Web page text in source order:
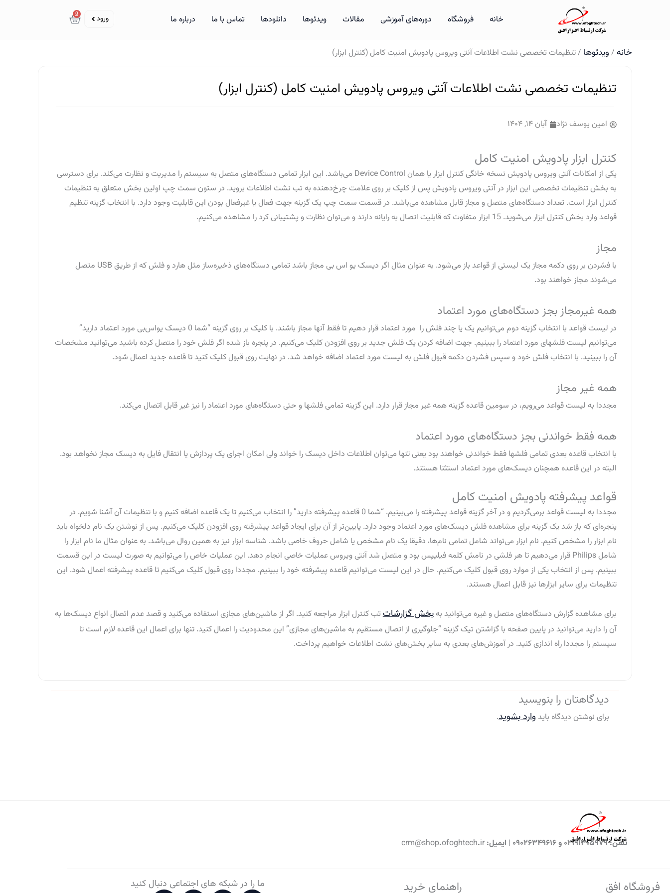
خانه فروشگاه دوره‌های آموزشی مقالات ویدئوها دانلودها تماس با ما درباره ما ورود 0
سبد خرید
خانه / ویدئوها / تنظیمات تخصصی نشت اطلاعات آنتی ویروس پادویش امنیت کامل (کنترل ابزار)
تنظیمات تخصصی نشت اطلاعات آنتی ویروس پادویش امنیت کامل (کنترل ابزار)
امین یوسف نژاد آبان ۱۴, ۱۴۰۴
کنترل ابزار پادویش امنیت کامل
یکی از امکانات آنتی ویروس پادویش نسخه خانگی کنترل ابزار یا همان Device Control می‌باشد. این ابزار تمامی دستگاه‌های متصل به سیستم را مدیریت و نظارت می‌کند. برای دسترسی
به بخش تنظیمات تخصصی این ابزار در آنتی ویروس پادویش پس از کلیک بر روی علامت چرخ‌دهنده به تب نشت اطلاعات بروید. در ستون سمت چپ اولین بخش متعلق به تنظیمات
کنترل ابزار است. تعداد دستگاه‌های متصل و مجاز قابل مشاهده می‌باشد. در قسمت سمت چپ یک گزینه جهت فعال یا غیرفعال بودن این قابلیت وجود دارد. با انتخاب گزینه تنظیم
قواعد وارد بخش کنترل ابزار می‌شوید. 15 ابزار متفاوت که قابلیت اتصال به رایانه دارند و می‌توان نظارت و پشتیبانی کرد را مشاهده می‌کنیم.
مجاز
با فشردن بر روی دکمه مجاز یک لیستی از قواعد باز می‌شود. به عنوان مثال اگر دیسک یو اس بی مجاز باشد تمامی دستگاه‌های ذخیره‌ساز مثل هارد و فلش که از طریق USB متصل
می‌شوند مجاز خواهند بود.
همه غیرمجاز بجز دستگاه‌های مورد اعتماد
در لیست قواعد با انتخاب گزینه دوم می‌توانیم یک یا چند فلش را مورد اعتماد قرار دهیم تا فقط آنها مجاز باشند. با کلیک بر روی گزینه “شما 0 دیسک یواس‌بی مورد اعتماد دارید”
می‌توانیم لیست فلشهای مورد اعتماد را ببینیم. جهت اضافه کردن یک فلش جدید بر روی افزودن کلیک می‌کنیم. در پنجره باز شده اگر فلش خود را متصل کرده باشید می‌توانید مشخصات
آن را ببینید. با انتخاب فلش خود و سپس فشردن دکمه قبول فلش به لیست مورد اعتماد اضافه خواهد شد. در نهایت روی قبول کلیک کنید تا قاعده جدید اعمال شود.
همه غیر مجاز
مجددا به لیست قواعد می‌رویم، در سومین قاعده گزینه همه غیر مجاز قرار دارد. این گزینه تمامی فلشها و حتی دستگاه‌های مورد اعتماد را نیز غیر قابل اتصال می‌کند.
همه فقط خواندنی بجز دستگاه‌های مورد اعتماد
با انتخاب قاعده بعدی تمامی فلشها فقط خواندنی خواهند بود یعنی تنها می‌توان اطلاعات داخل دیسک را خواند ولی امکان اجرای یک پردازش یا انتقال فایل به دیسک مجاز نخواهد بود.
البته در این قاعده همچنان دیسک‌های مورد اعتماد استثنا هستند.
قواعد پیشرفته پادویش امنیت کامل
مجددا به لیست قواعد برمی‌گردیم و در آخر گزینه قواعد پیشرفته را می‌بینیم. “شما 0 قاعده پیشرفته دارید” را انتخاب می‌کنیم تا یک قاعده اضافه کنیم و با تنظیمات آن آشنا شویم. در
پنجره‌ای که باز شد یک گزینه برای مشاهده فلش دیسک‌های مورد اعتماد وجود دارد. پایین‌تر از آن برای ایجاد قواعد پیشرفته روی افزودن کلیک می‌کنیم. پس از نوشتن یک نام دلخواه باید
نام ابزار را مشخص کنیم. نام ابزار می‌تواند شامل تمامی نام‌ها، دقیقا یک نام مشخص یا شامل حروف خاصی باشد. شناسه ابزار نیز به همین روال می‌باشد. به عنوان مثال ما نام ابزار را
شامل Philips قرار می‌دهیم تا هر فلشی در نامش کلمه فیلیپس بود و متصل شد آنتی ویروس عملیات خاصی انجام دهد. این عملیات خاص را می‌توانیم به صورت لیست در این قسمت
ببینیم. پس از انتخاب یکی از موارد روی قبول کلیک می‌کنیم. حال در این لیست می‌توانیم قاعده پیشرفته خود را ببینیم. مجددا روی قبول کلیک می‌کنیم تا قاعده پیشرفته اعمال شود. این
تنظیمات برای سایر ابزارها نیز قابل اعمال هستند.
برای مشاهده گزارش دستگاه‌های متصل و غیره می‌توانید بهبخش گزارشاتتب کنترل ابزار مراجعه کنید. اگر از ماشین‌های مجازی استفاده می‌کنید و قصد عدم اتصال انواع دیسک‌ها به
آن را دارید می‌توانید در پایین صفحه با گزاشتن تیک گزینه “جلوگیری از اتصال مستقیم به ماشین‌های مجازی” این محدودیت را اعمال کنید. تنها برای اعمال این قاعده لازم است تا
سیستم را مجددا راه اندازی کنید. در آموزش‌های بعدی به سایر بخش‌های نشت اطلاعات خواهیم پرداخت.
دیدگاهتان را بنویسید
برای نوشتن دیدگاه باید وارد بشوید.
تلفن: 02191305979 و 09026349616 | ایمیل: crm@shop.ofoghtech.ir
فروشگاه افق راهنمای خرید ما را در شبکه های اجتماعی دنبال کنید